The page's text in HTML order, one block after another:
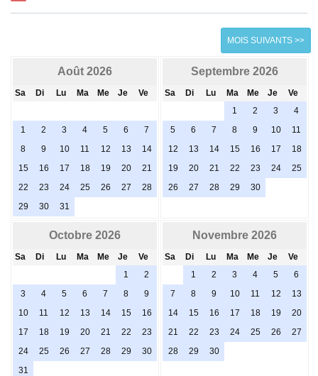
MOIS SUIVANTS >>
Août 2026
Sa Di Lu Ma Me Je Ve
1 2 3 4 5 6
7
8
9 10 11 12 13
14
15
16 17 18 19 20
21
22
23 24 25 26 27
28
29
30 31
Septembre 2026
Sa Di Lu Ma Me Je
Ve
1
2 3
4
5
6 7 8 9 10
11
12
13 14 15 16 17
18
19
20 21 22 23 24
25
26
27 28 29 30
Octobre 2026
Sa Di Lu Ma Me Je
Ve
1
2
3
4 5 6 7 8
9
10
11 12 13 14 15
16
17
18 19 20 21 22
23
24
25 26 27 28 29
30
31
Novembre 2026
Sa Di Lu Ma Me Je
Ve
1
2 3 4 5
6
7
8 9 10 11 12
13
14
15 16 17 18 19
20
21
22 23 24 25 26
27
28
29 30